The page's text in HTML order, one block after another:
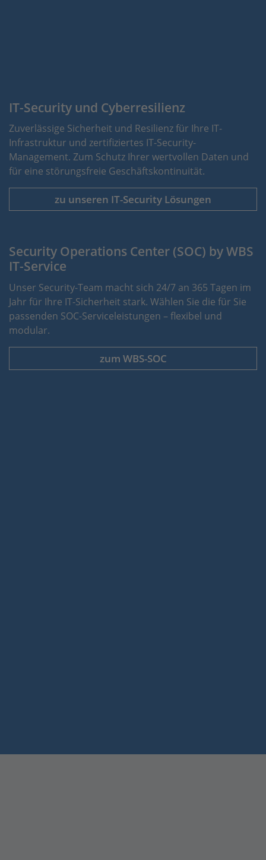
IT-Security und Cyberresilienz
Zuverlässige Sicherheit und Resilienz für Ihre IT-
Infrastruktur und zertifiziertes IT-Security-
Management. Zum Schutz Ihrer wertvollen Daten und
für eine störungsfreie Geschäftskontinuität.
zu unseren IT-Security Lösungen
Security Operations Center (SOC) by WBS
IT-Service
Unser Security-Team macht sich 24/7 an 365 Tagen im
Jahr für Ihre IT-Sicherheit stark. Wählen Sie die für Sie
passenden SOC-Serviceleistungen – flexibel und
modular.
zum WBS-SOC